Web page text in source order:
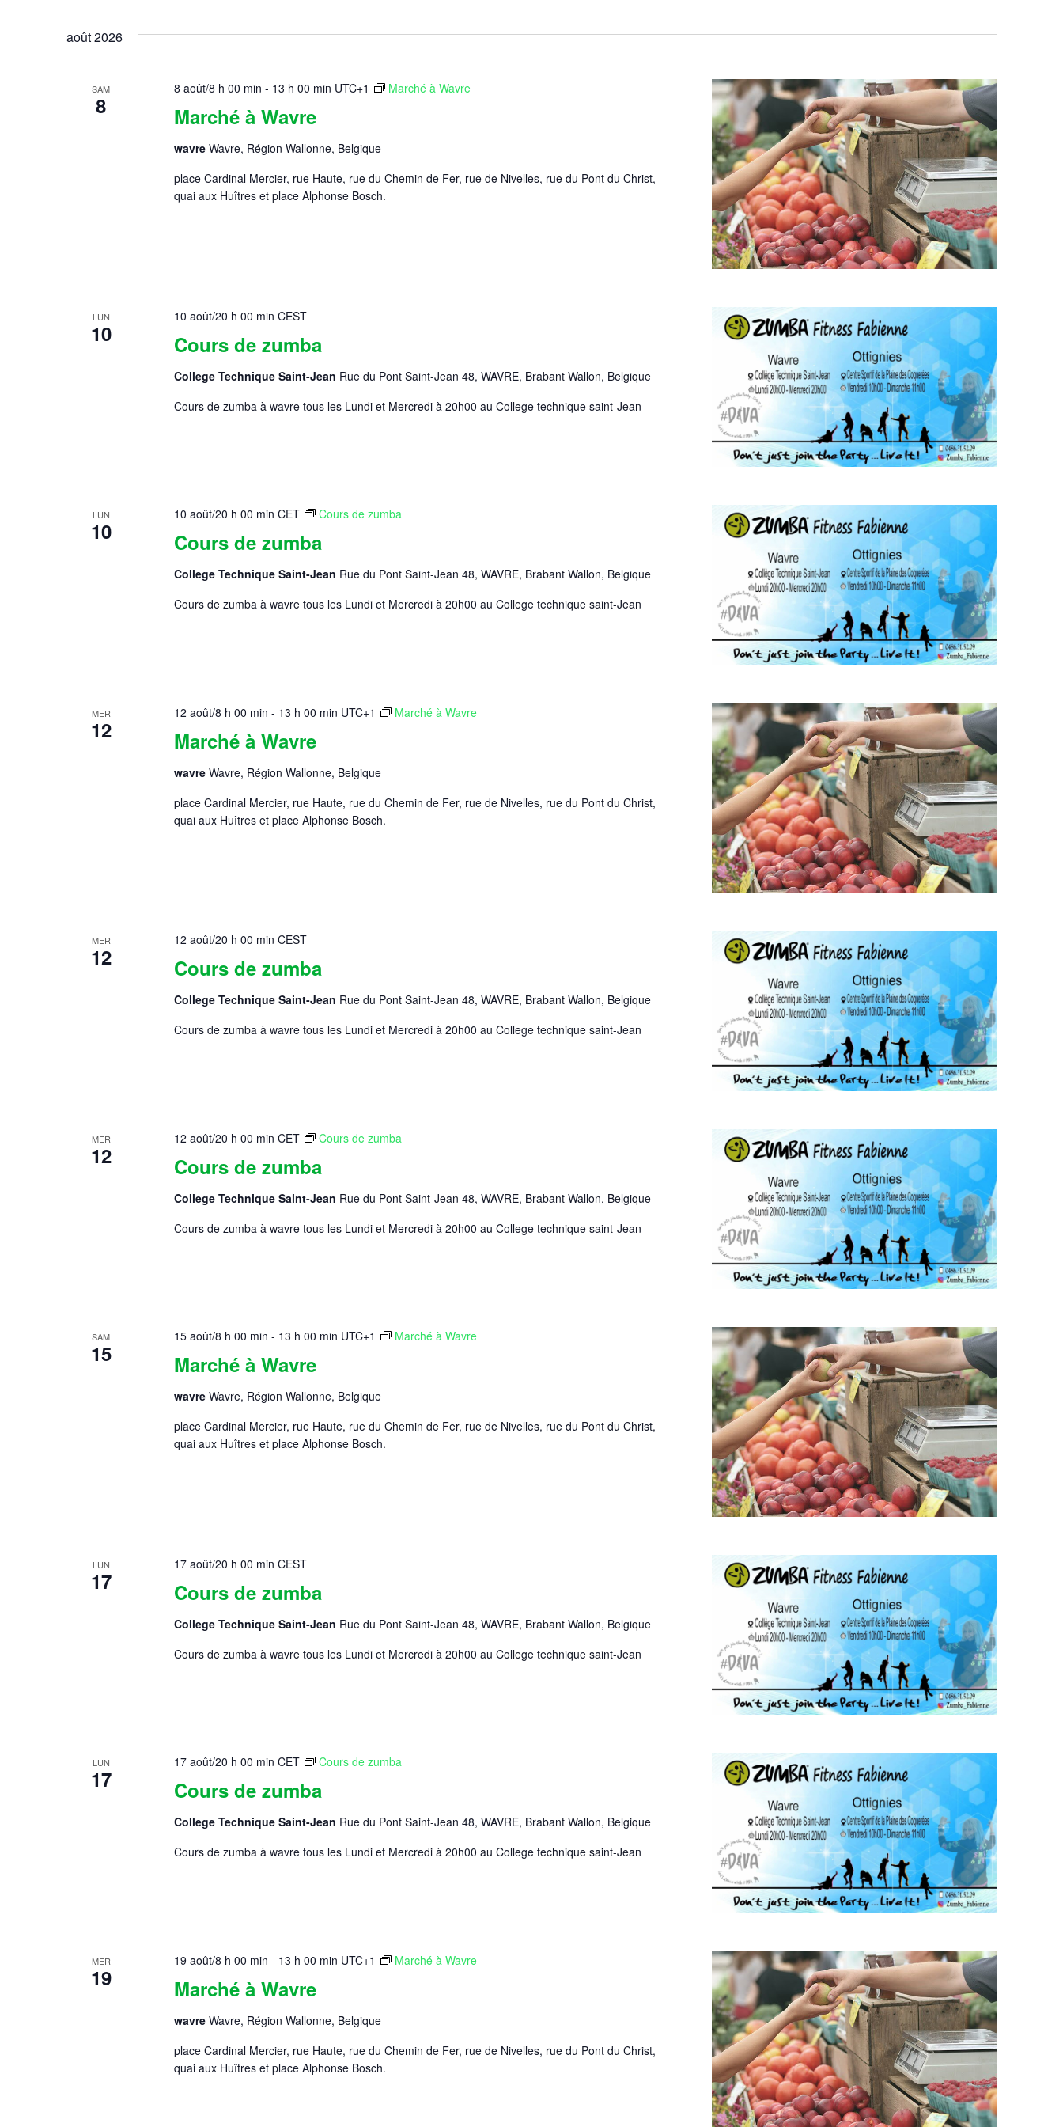
vues
août 2026
SAM
8 Marché à Wavre
8 août/8 h 00 min - 13 h 00 min UTC+1 Marché à Wavre
wavre Wavre, Région Wallonne, Belgique
place Cardinal Mercier, rue Haute, rue du Chemin de Fer, rue de Nivelles, rue du Pont du Christ,
quai aux Huîtres et place Alphonse Bosch.
LUN
10 Cours de zumba
10 août/20 h 00 min CEST
College Technique Saint-Jean Rue du Pont Saint-Jean 48, WAVRE, Brabant Wallon, Belgique
Cours de zumba à wavre tous les Lundi et Mercredi à 20h00 au College technique saint-Jean
LUN
10 Cours de zumba
10 août/20 h 00 min CET Cours de zumba
College Technique Saint-Jean Rue du Pont Saint-Jean 48, WAVRE, Brabant Wallon, Belgique
Cours de zumba à wavre tous les Lundi et Mercredi à 20h00 au College technique saint-Jean
MER
12 Marché à Wavre
12 août/8 h 00 min - 13 h 00 min UTC+1 Marché à Wavre
wavre Wavre, Région Wallonne, Belgique
place Cardinal Mercier, rue Haute, rue du Chemin de Fer, rue de Nivelles, rue du Pont du Christ,
quai aux Huîtres et place Alphonse Bosch.
MER
12 Cours de zumba
12 août/20 h 00 min CEST
College Technique Saint-Jean Rue du Pont Saint-Jean 48, WAVRE, Brabant Wallon, Belgique
Cours de zumba à wavre tous les Lundi et Mercredi à 20h00 au College technique saint-Jean
MER
12 Cours de zumba
12 août/20 h 00 min CET Cours de zumba
College Technique Saint-Jean Rue du Pont Saint-Jean 48, WAVRE, Brabant Wallon, Belgique
Cours de zumba à wavre tous les Lundi et Mercredi à 20h00 au College technique saint-Jean
SAM
15 Marché à Wavre
15 août/8 h 00 min - 13 h 00 min UTC+1 Marché à Wavre
wavre Wavre, Région Wallonne, Belgique
place Cardinal Mercier, rue Haute, rue du Chemin de Fer, rue de Nivelles, rue du Pont du Christ,
quai aux Huîtres et place Alphonse Bosch.
LUN
17 Cours de zumba
17 août/20 h 00 min CEST
College Technique Saint-Jean Rue du Pont Saint-Jean 48, WAVRE, Brabant Wallon, Belgique
Cours de zumba à wavre tous les Lundi et Mercredi à 20h00 au College technique saint-Jean
LUN
17 Cours de zumba
17 août/20 h 00 min CET Cours de zumba
College Technique Saint-Jean Rue du Pont Saint-Jean 48, WAVRE, Brabant Wallon, Belgique
Cours de zumba à wavre tous les Lundi et Mercredi à 20h00 au College technique saint-Jean
MER
19 Marché à Wavre
19 août/8 h 00 min - 13 h 00 min UTC+1 Marché à Wavre
wavre Wavre, Région Wallonne, Belgique
place Cardinal Mercier, rue Haute, rue du Chemin de Fer, rue de Nivelles, rue du Pont du Christ,
quai aux Huîtres et place Alphonse Bosch.